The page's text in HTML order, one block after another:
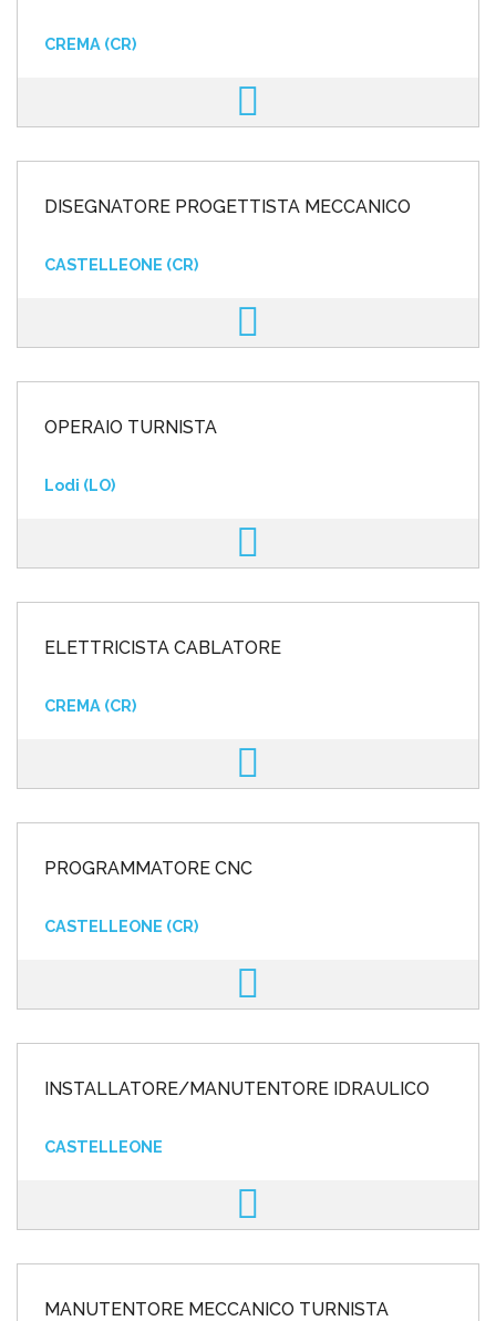
CREMA (CR)
DISEGNATORE PROGETTISTA MECCANICO
CASTELLEONE (CR)
OPERAIO TURNISTA
Lodi (LO)
ELETTRICISTA CABLATORE
CREMA (CR)
PROGRAMMATORE CNC
CASTELLEONE (CR)
INSTALLATORE/MANUTENTORE IDRAULICO
CASTELLEONE
MANUTENTORE MECCANICO TURNISTA